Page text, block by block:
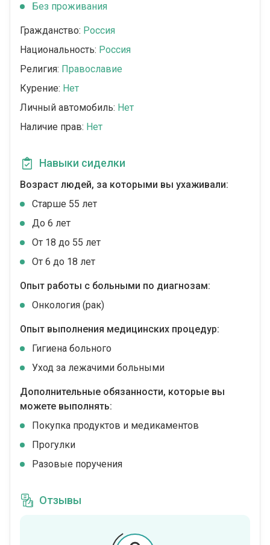
Без проживания
Гражданство: Россия
Национальность: Россия
Религия: Православие
Курение: Нет
Личный автомобиль: Нет
Наличие прав: Нет
Навыки сиделки
Возраст людей, за которыми вы ухаживали:
Cтарше 55 лет
До 6 лет
От 18 до 55 лет
От 6 до 18 лет
Опыт работы с больными по диагнозам:
Онкология (рак)
Опыт выполнения медицинских процедур:
Гигиена больного
Уход за лежачими больными
Дополнительные обязанности, которые вы
можете выполнять:
Покупка продуктов и медикаментов
Прогулки
Разовые поручения
Отзывы